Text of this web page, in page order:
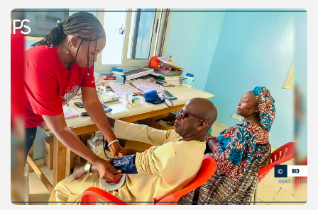
Search
for:
Search
Button